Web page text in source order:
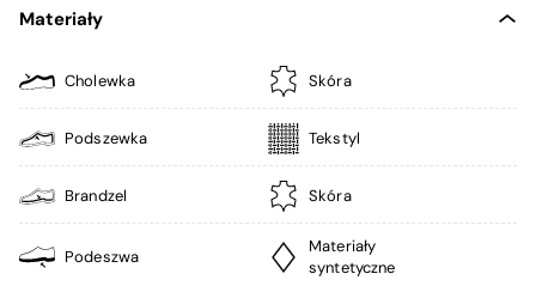
Materiały
Cholewka Skóra
Podszewka Tekstyl
Brandzel Skóra
Podeszwa
Materiały
syntetyczne